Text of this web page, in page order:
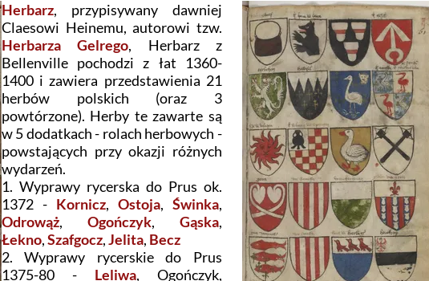
Herbarz, przypisywany dawniej
Claesowi Heinemu, autorowi tzw.
Herbarza Gelrego, Herbarz z
Bellenville pochodzi z łat 1360-
1400 i zawiera przedstawienia 21
herbów polskich (oraz 3
powtórzone). Herby te zawarte są
w 5 dodatkach - rolach herbowych -
powstających przy okazji różnych
wydarzeń.
1. Wyprawy rycerska do Prus ok.
1372 - Kornicz, Ostoja, Świnka,
Odrowąż, Ogończyk, Gąska,
Łekno,Szafgocz,Jelita, Becz
2. Wyprawy rycerskie do Prus
1375-80 - Leliwa, Ogończyk,